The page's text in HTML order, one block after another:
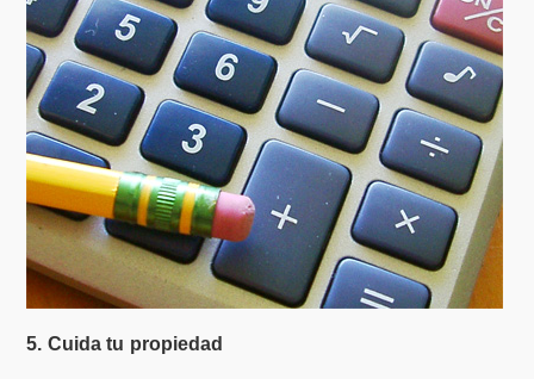
5. Cuida tu propiedad